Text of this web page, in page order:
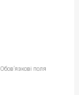
Обов’язкові поля